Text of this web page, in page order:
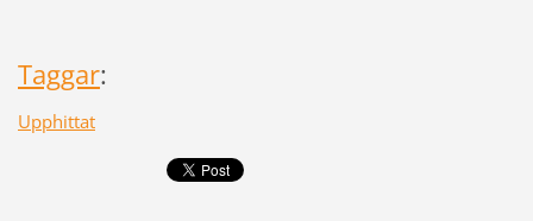
Taggar:
Upphittat